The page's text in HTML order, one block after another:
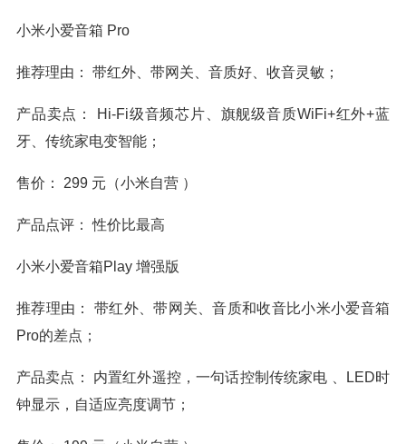
小米小爱音箱 Pro
推荐理由： 带红外、带网关、音质好、收音灵敏；
产品卖点： Hi-Fi级音频芯片、旗舰级音质WiFi+红外+蓝
牙、传统家电变智能；
售价： 299 元（小米自营 ）
产品点评： 性价比最高
小米小爱音箱Play 增强版
推荐理由： 带红外、带网关、音质和收音比小米小爱音箱
Pro的差点；
产品卖点： 内置红外遥控，一句话控制传统家电 、LED时
钟显示，自适应亮度调节；